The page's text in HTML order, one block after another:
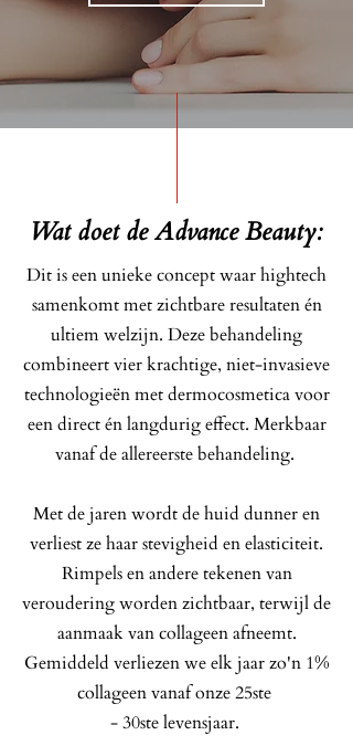
Wat doet de Advance Beauty:
Dit is een unieke concept waar hightech
samenkomt met zichtbare resultaten én
ultiem welzijn. Deze behandeling
combineert vier krachtige, niet-invasieve
technologieën met dermocosmetica voor
een direct én langdurig effect. Merkbaar
vanaf de allereerste behandeling.
Met de jaren wordt de huid dunner en
verliest ze haar stevigheid en elasticiteit.
Rimpels en andere tekenen van
veroudering worden zichtbaar, terwijl de
aanmaak van collageen afneemt.
Gemiddeld verliezen we elk jaar zo'n 1%
collageen vanaf onze 25ste
- 30ste levensjaar.